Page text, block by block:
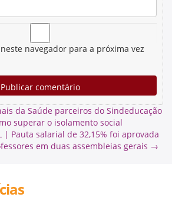
navegador para a próxima vez
da Saúde parceiros do Sindeducação
superar o isolamento social
| Pauta salarial de 32,15% foi aprovada
em duas assembleias gerais →